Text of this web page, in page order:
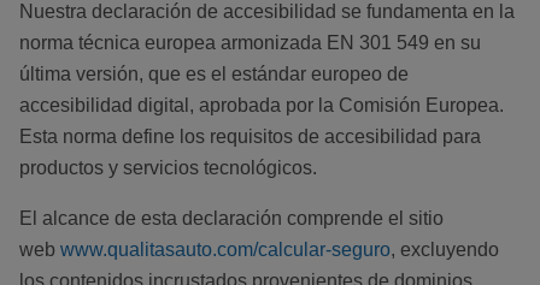
Nuestra declaración de accesibilidad se fundamenta en la
norma técnica europea armonizada EN 301 549 en su
última versión, que es el estándar europeo de
accesibilidad digital, aprobada por la Comisión Europea.
Esta norma define los requisitos de accesibilidad para
productos y servicios tecnológicos.
El alcance de esta declaración comprende el sitio
web www.qualitasauto.com/calcular-seguro, excluyendo